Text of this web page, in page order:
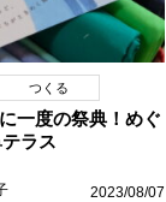
つくる
一度の祭典！めぐ
ラス
2023/08/07